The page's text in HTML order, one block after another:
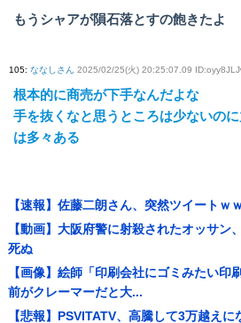
もうシャアが隕石落とすの飽きたよ
105: ななしさん 2025/02/25(火) 20:25:07.09
根本的に商売が下手なんだよな
手を抜くなと思うところは少ないの
は多々ある
【速報】佐藤二朗さん、突然ツイートｗ
【動画】大阪府警に射殺されたオッサン
死ぬ
【画像】絵師「印刷会社にゴミみたい
前がクレーマーだと大...
【悲報】PSVITATV、高騰して3万越えに